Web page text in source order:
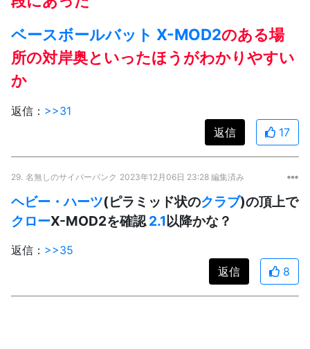
ベースボールバット X-MOD2のある場
所の対岸奥といったほうがわかりやすい
か
返信： >>31
返信
17
29. 名無しのサイバーパンク 2023年12月06日 23:28 編集済み
ヘビー・ハーツ(ピラミッド状のクラブ)の頂上で
クローX-MOD2を確認2.1以降かな？
返信： >>35
返信
8